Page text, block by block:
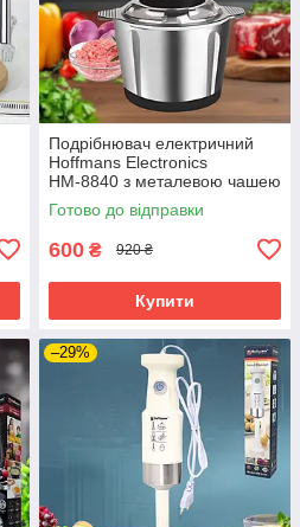
Подрібнювач електричний
Hoffmans Electronics
НМ-8840 з металевою чашею
2л універсальний чоппер
1200Вт
Готово до відправки
600 ₴ 920 ₴
Купити
–29%